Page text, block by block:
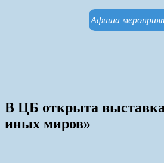
Афиша
В ЦБ открыта
иных миров»